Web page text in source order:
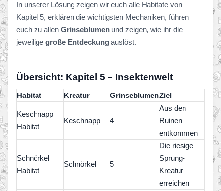
In unserer Lösung zeigen wir euch alle Habitate von
Kapitel 5, erklären die wichtigsten Mechaniken, führen
euch zu allen Grinseblumen und zeigen, wie ihr die
jeweilige große Entdeckung auslöst.
Übersicht: Kapitel 5 – Insektenwelt
Habitat Kreatur GrinseblumenZiel
Keschnapp
Habitat
Keschnapp 4
Aus den
Ruinen
entkommen
Schnörkel
Habitat
Schnörkel 5
Die riesige
Sprung-
Kreatur
erreichen